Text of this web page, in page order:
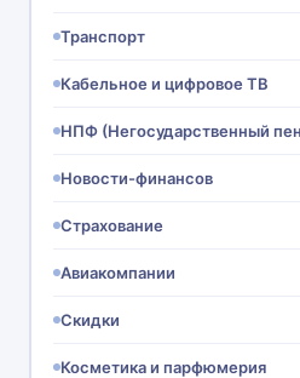
Транспорт
Кабельное и цифровое ТВ
НПФ (Негосударственный
Новости-финансов
Страхование
Авиакомпании
Скидки
Косметика и парфюмерия